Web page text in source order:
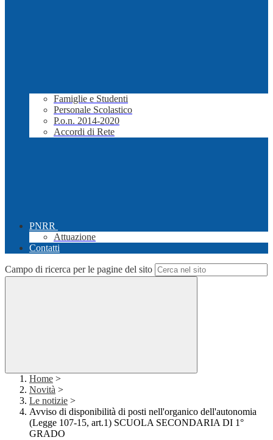
Famiglie e Studenti
Personale Scolastico
P.o.n. 2014-2020
Accordi di Rete
PNRR
Attuazione
Contatti
Campo di ricerca per le pagine del sito
Home >
Novità >
Le notizie >
Avviso di disponibilità di posti nell'organico dell'autonomia
(Legge 107-15, art.1) SCUOLA SECONDARIA DI 1°
GRADO